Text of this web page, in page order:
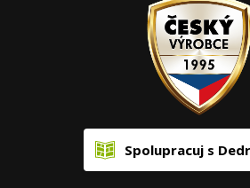
Spolupracuj s